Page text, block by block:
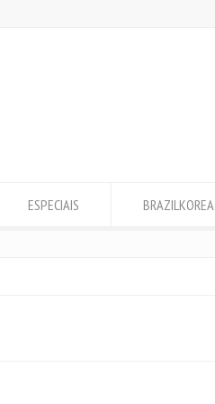
ESPECIAIS BRAZILKOREA